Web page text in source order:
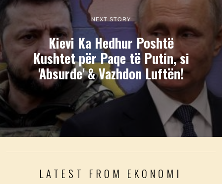
NEXT STORY
Kievi Ka Hedhur Poshtë
Kushtet për Paqe të Putin, si
'Absurde' & Vazhdon Luftën!
LATEST FROM EKONOMI